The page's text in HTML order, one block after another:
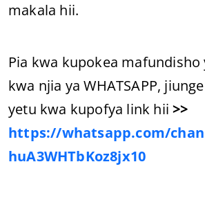
makala hii.
Pia kwa kupokea mafundisho
kwa njia ya WHATSAPP,
yetu kwa kupofya link hii>>
https://whatsapp.com/
huA3WHTbKoz8jx10